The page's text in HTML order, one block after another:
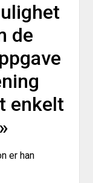
de
enkelt
er han